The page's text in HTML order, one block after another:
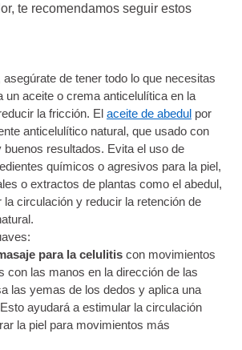
te recomendamos seguir estos
de tener todo lo que necesitas
un aceite o crema anticelulítica en la
la fricción. El aceite de abedul por
anticelulítico natural, que usado con
resultados. Evita el uso de
químicos o agresivos para la piel,
o extractos de plantas como el abedul,
la circulación y reducir la retención de
para la celulitis con movimientos
con las manos en la dirección de las
las yemas de los dedos y aplica una
ayudará a estimular la circulación
la piel para movimientos más